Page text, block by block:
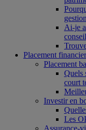
Ai-je
Placement financier
Placement
Quels
court
Investir en
Les
Assurance-